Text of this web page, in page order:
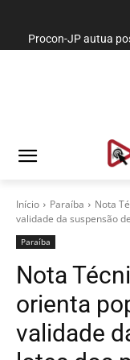
Procon-JP autua
Início Paraí­ba
Nota
validade da suspensão
Paraí­ba
Nota
orienta
validade